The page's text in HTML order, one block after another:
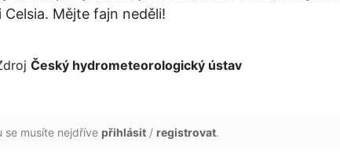
Celsia. Mějte fajn neděli!
Český hydrometeorologický ústav
se musíte nejdříve přihlásit / registrovat.